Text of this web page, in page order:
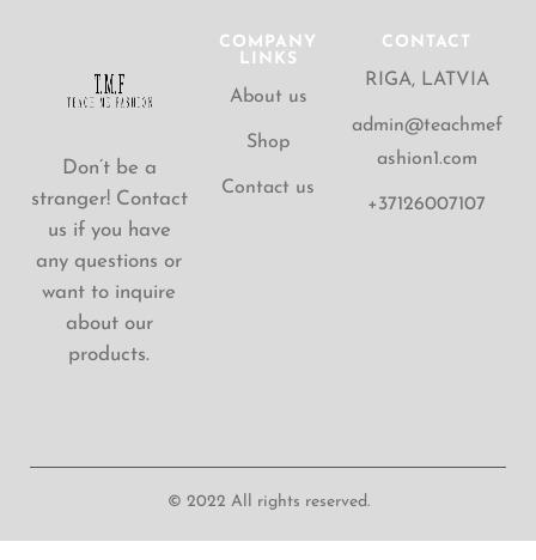
Don’t be a
stranger! Contact
us if you have
any questions or
want to inquire
about our
products.
COMPANY
LINKS
About us
Shop
Contact us
CONTACT
RIGA, LATVIA
admin@teachmef
ashion1.com
+37126007107
© 2022 All rights reserved.